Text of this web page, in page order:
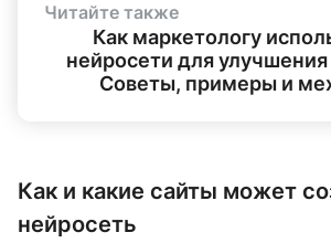
Читайте также
Как маркетологу
нейросети для улучшения
Советы, примеры и
Как и какие сайты может
нейросеть